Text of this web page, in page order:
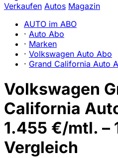
Verkaufen Autos Magazin
AUTO im ABO
· Auto Abo
· Marken
· Volkswagen Auto Abo
· Grand California Auto
Volkswagen
California
1.455 €/mtl. –
Vergleich